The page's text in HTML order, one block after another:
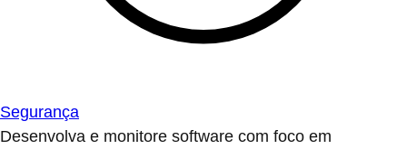
Segurança
Desenvolva e monitore software com foco em